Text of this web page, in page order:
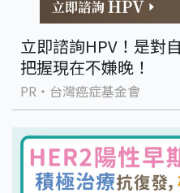
立即諮詢HPV！是對
把握現在不嫌晚！
PR・台灣癌症基金會